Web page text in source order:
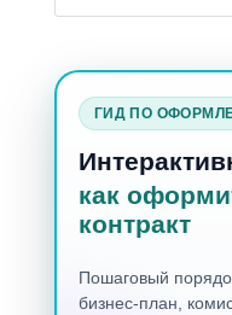
ГИД ПО
как
контракт
Пошаговый
бизнес-план,